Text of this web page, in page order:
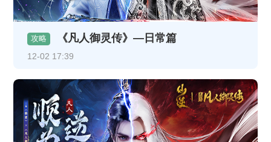
攻略 《凡人御灵传》—日常篇
12-02 17:39